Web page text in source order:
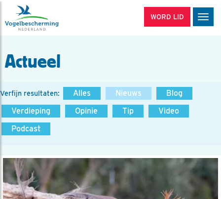
WORD LID
Actueel
Verfijn resultaten: Alles Nieuws
Blog
Verdieping
Opinie Tip
Video
Podcast